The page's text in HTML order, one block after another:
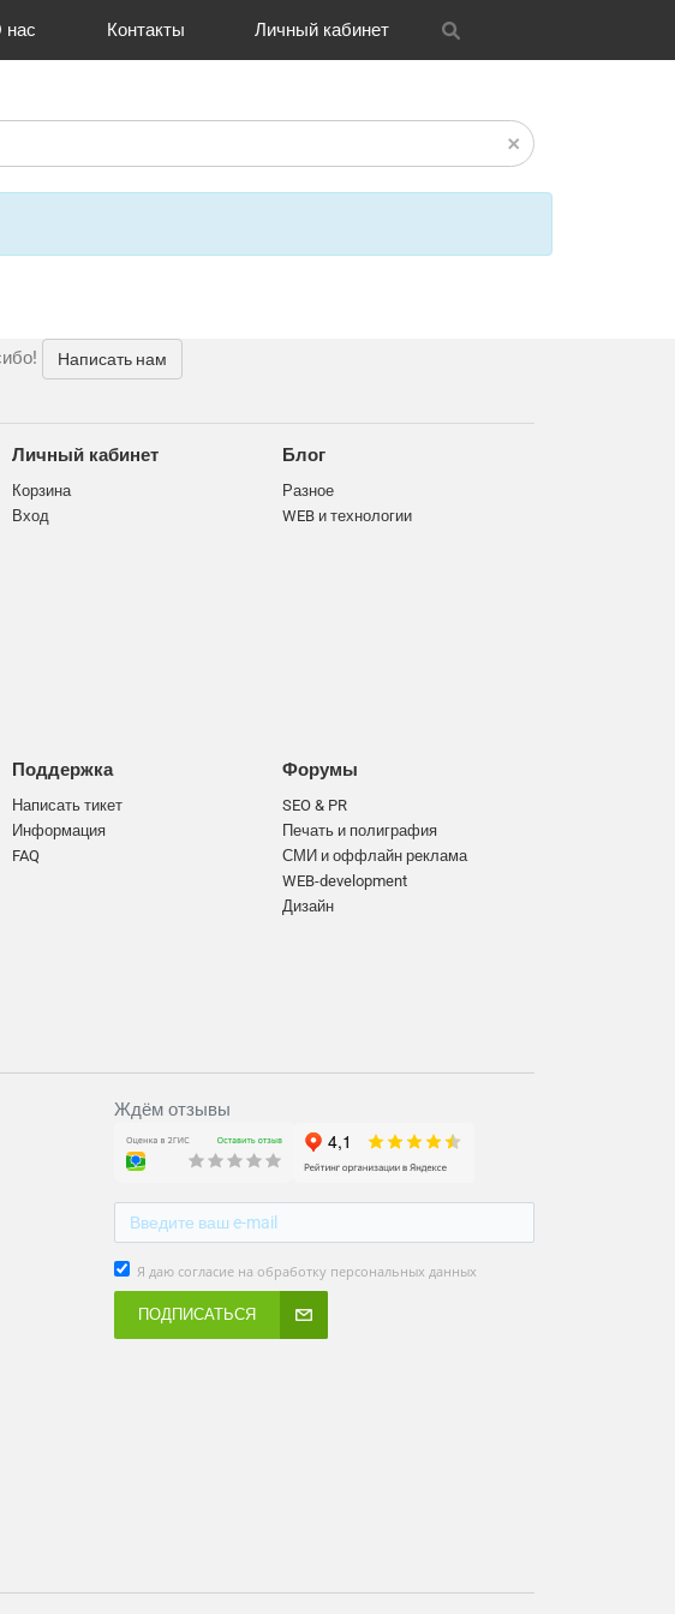
нас Контакты Личный кабинет
Написать нам
Личный кабинет
Корзина
Вход
Поддержка
Написать тикет
Информация
FAQ
Блог
Разное
WEB и технологии
Форумы
SEO & PR
Печать и полиграфия
СМИ и оффлайн реклама
WEB-development
Дизайн
Ждём отзывы
Я даю согласие на обработку персональных данных
ПОДПИСАТЬСЯ